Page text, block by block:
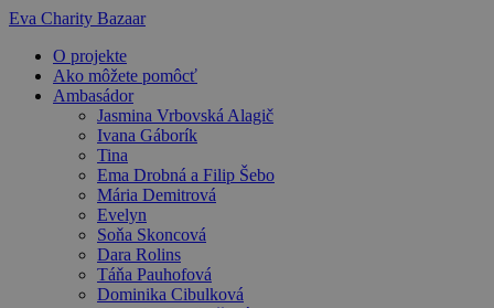
Preskočiť
obsah
Eva Charity Bazaar
O projekte
Ako môžete pomôcť
Ambasádor
Jasmina Vrbovská Alagič
Ivana Gáborík
Tina
Ema Drobná a Filip Šebo
Mária Demitrová
Evelyn
Soňa Skoncová
Dara Rolins
Táňa Pauhofová
Dominika Cibulková